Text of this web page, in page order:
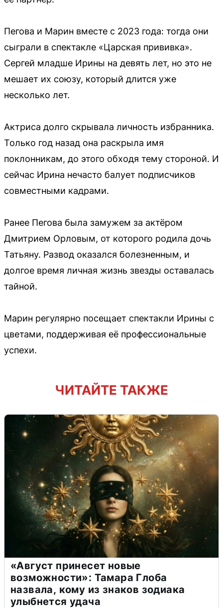
Пегова и Марин вместе с 2023 года: тогда они
сыграли в спектакле «Царская прививка».
Сергей младше Ирины на девять лет, но это не
мешает их союзу, который длится уже
несколько лет.
Актриса долго скрывала личность избранника.
Только год назад она раскрыла имя
поклонникам, до этого обходя тему стороной. И
сейчас Ирина нечасто балует подписчиков
совместными кадрами.
Ранее Пегова была замужем за актёром
Дмитрием Орловым, от которого родила дочь
Татьяну. Развод оказался болезненным, и
долгое время личная жизнь звезды оставалась
тайной.
Марин регулярно посещает спектакли Ирины с
цветами, поддерживая её профессиональные
успехи.
ЧИТАЙТЕ ТАКЖЕ
«Август принесет новые
возможности»: Тамара Глоба
назвала, кому из знаков зодиака
улыбнется удача